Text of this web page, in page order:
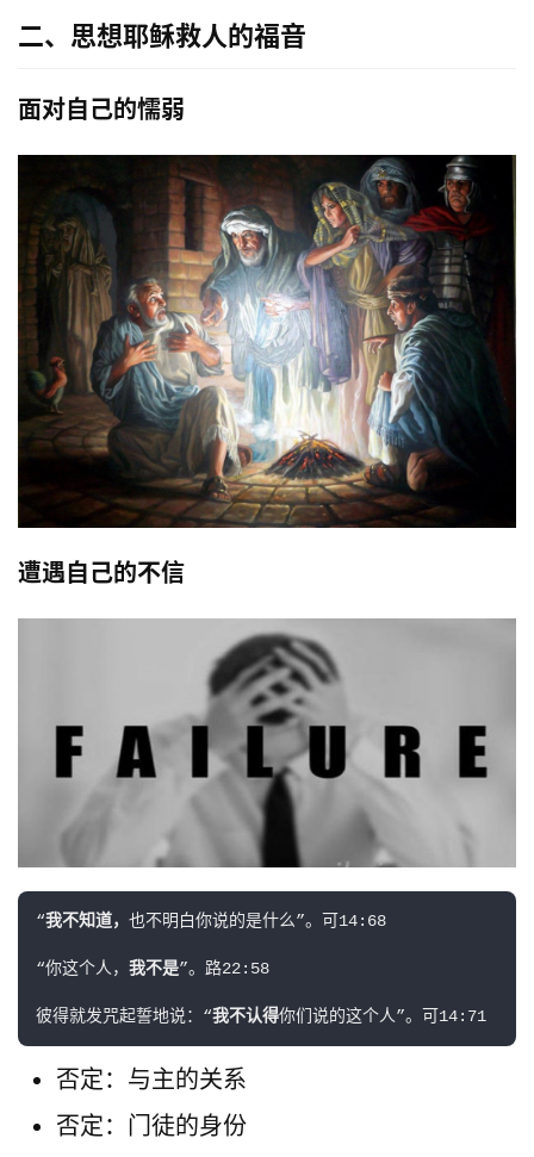
二、思想耶稣救人的福音
面对自己的懦弱
遭遇自己的不信
“我不知道， 也不明白你说的是什么”。可14:68
“你这个人， 我不是”。路22:58
彼得就发咒起誓地说：“我不认得你们说的这个人”。可14:71
否定：与主的关系
否定：门徒的身份